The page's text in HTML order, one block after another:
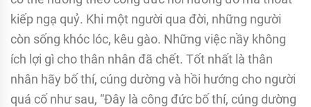
kiếp ngạ quỷ. Khi một người qua đời, những người
còn sống khóc lóc, kêu gào. Những việc nầy không
ích lợi gì cho thân nhân đã chết. Tốt nhất là thân
nhân hãy bố thí, cúng dường và hồi hướng cho người
quá cố như sau, “Ðây là công đức bố thí, cúng dường